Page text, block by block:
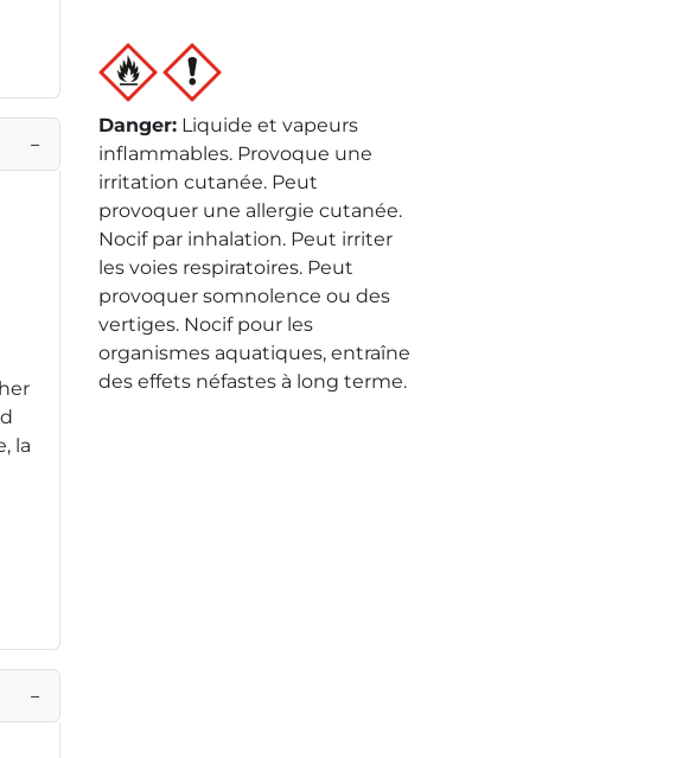
−
la
−
Danger: Liquide et vapeurs
inflammables. Provoque une
irritation cutanée. Peut
provoquer une allergie cutanée.
Nocif par inhalation. Peut irriter
les voies respiratoires. Peut
provoquer somnolence ou des
vertiges. Nocif pour les
organismes aquatiques, entraîne
des effets néfastes à long terme.